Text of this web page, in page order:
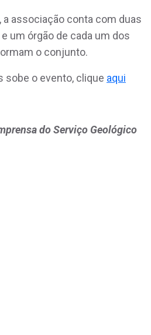
a associação conta com duas
um órgão de cada um dos
o conjunto.
sobe o evento, clique aqui
do Serviço Geológico